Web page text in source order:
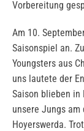
Vorbereitung
Am 10.
Saisonspiel an.
Youngsters aus
uns lautete der
Saison blieben
unsere Jungs
Hoyerswerda.